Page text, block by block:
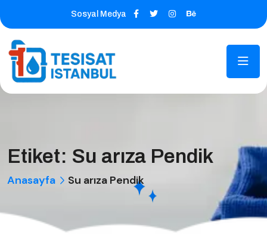
Sosyal Medya
Etiket: Su arıza Pendik
Anasayfa Su arıza Pendik